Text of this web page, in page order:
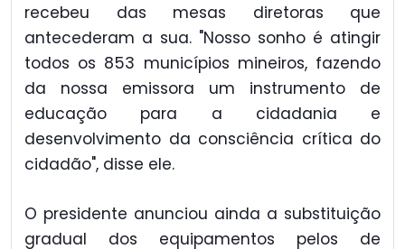
recebeu das mesas diretoras que
antecederam a sua. "Nosso sonho é atingir
todos os 853 municípios mineiros, fazendo
da nossa emissora um instrumento de
educação para a cidadania e
desenvolvimento da consciência crítica do
cidadão", disse ele.
O presidente anunciou ainda a substituição
gradual dos equipamentos pelos de